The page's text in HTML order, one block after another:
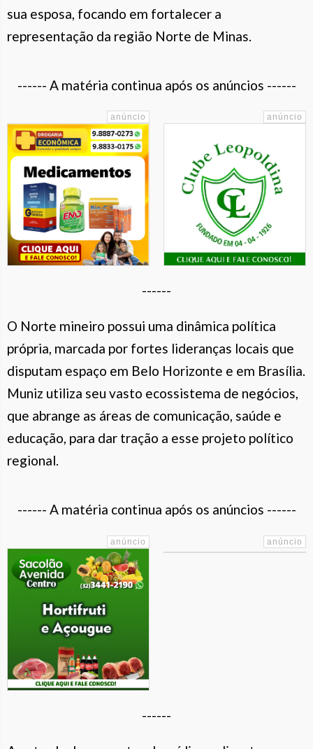
sua esposa, focando em fortalecer a
representação da região Norte de Minas.
------ A matéria continua após os anúncios ------
------
O Norte mineiro possui uma dinâmica política
própria, marcada por fortes lideranças locais que
disputam espaço em Belo Horizonte e em Brasília.
Muniz utiliza seu vasto ecossistema de negócios,
que abrange as áreas de comunicação, saúde e
educação, para dar tração a esse projeto político
regional.
------ A matéria continua após os anúncios ------
------